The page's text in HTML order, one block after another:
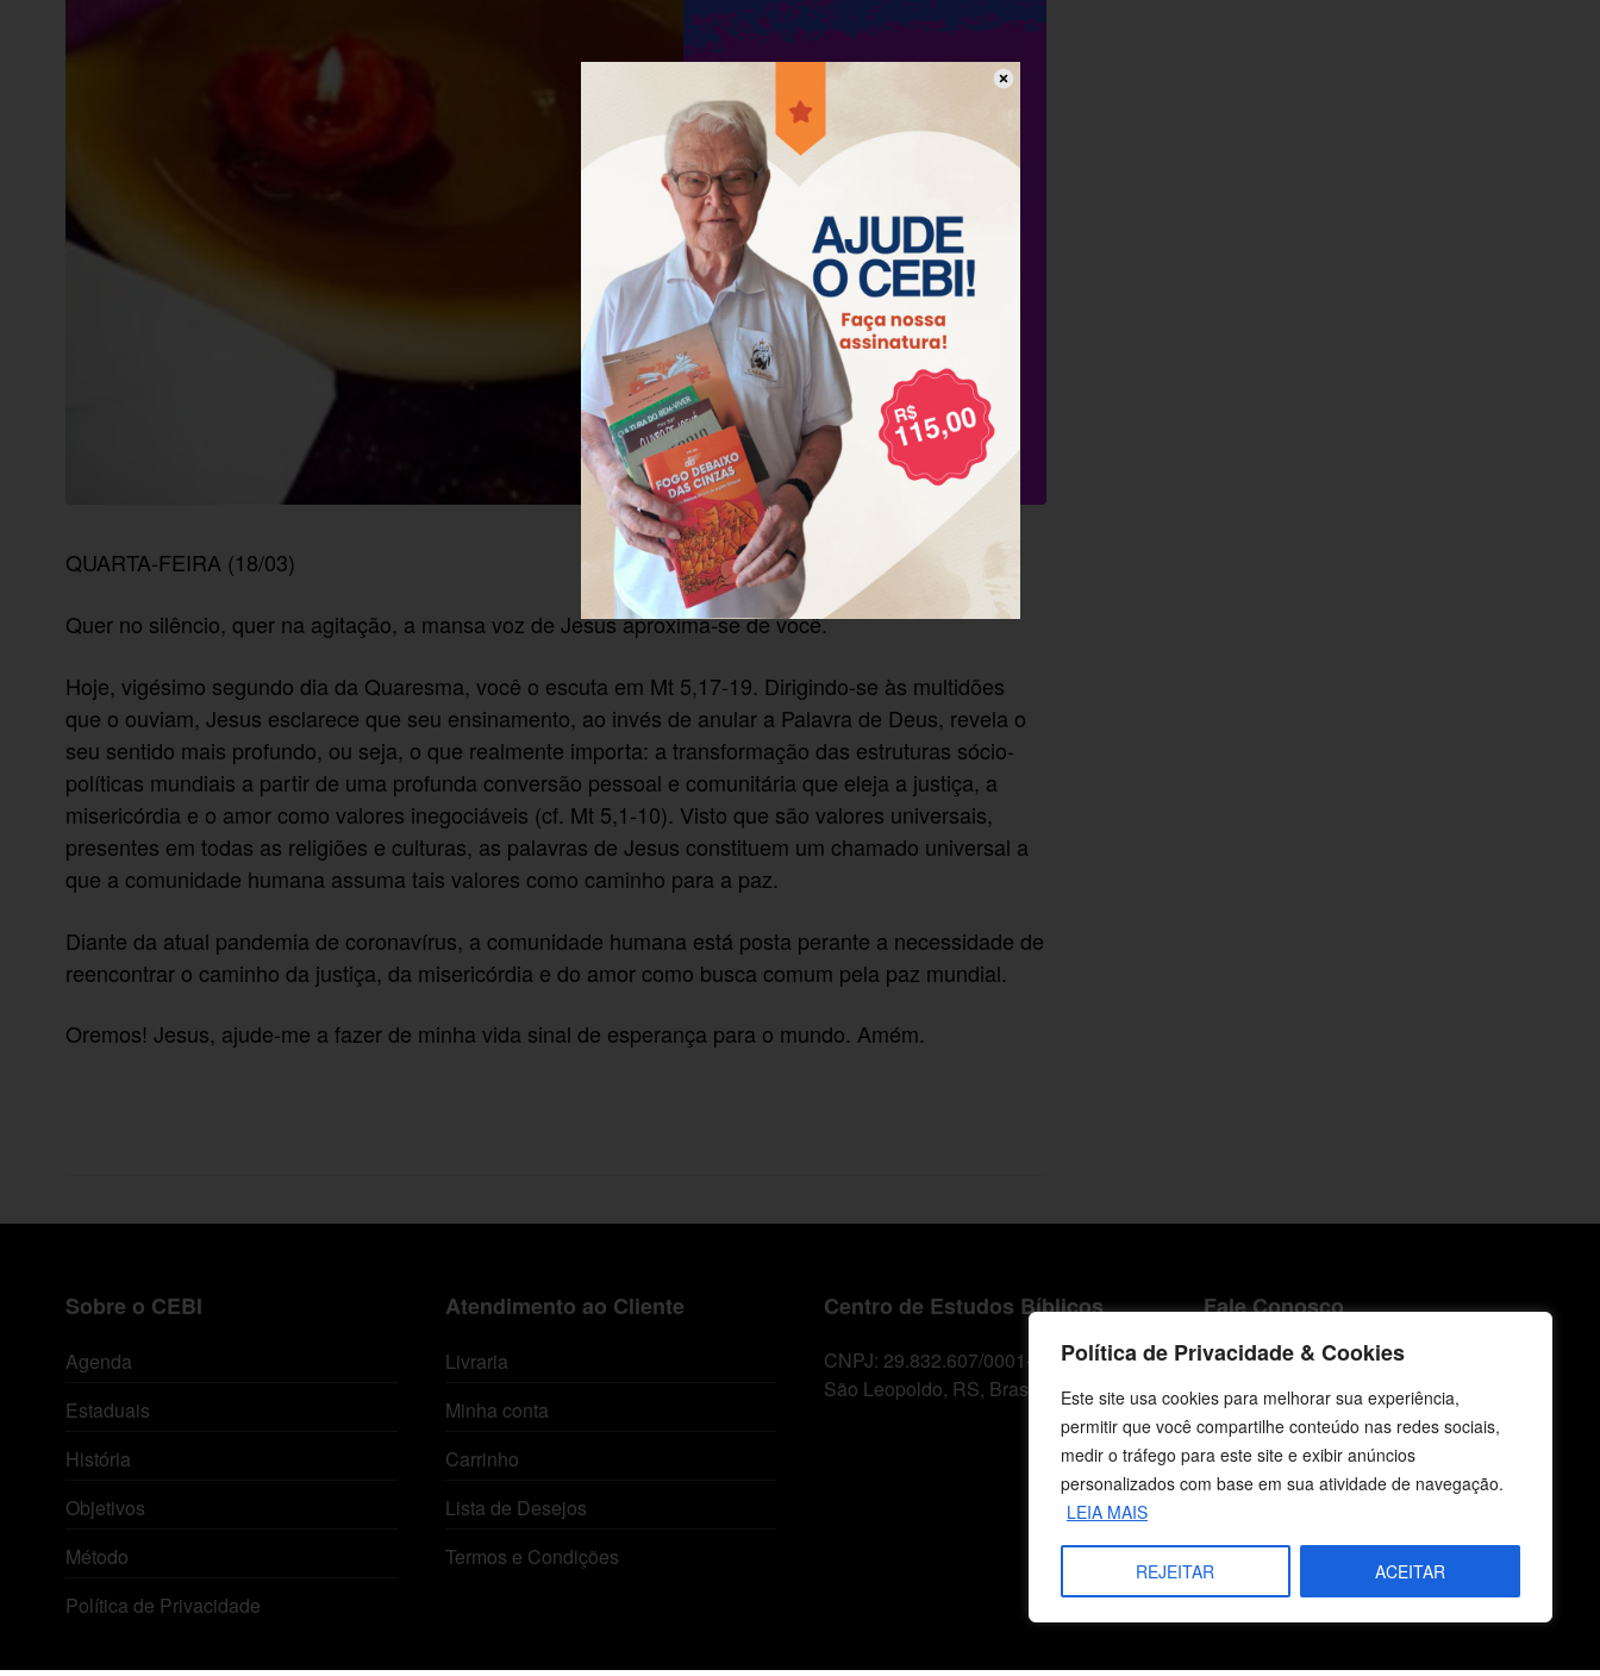
Política de Privacidade & Cookies
Este site usa cookies para melhorar sua experiência,
permitir que você compartilhe conteúdo nas redes sociais,
medir o tráfego para este site e exibir anúncios
personalizados com base em sua atividade de navegação.
LEIA MAIS
REJEITAR ACEITAR
QUARTA-FEIRA (18/03)
Quer no silêncio, quer na agitação, a mansa voz de Jesus aproxima-se de você.
Hoje, vigésimo segundo dia da Quaresma, você o escuta em Mt 5,17-19. Dirigindo-se às multidões
que o ouviam, Jesus esclarece que seu ensinamento, ao invés de anular a Palavra de Deus, revela o
seu sentido mais profundo, ou seja, o que realmente importa: a transformação das estruturas sócio-
políticas mundiais a partir de uma profunda conversão pessoal e comunitária que eleja a justiça, a
misericórdia e o amor como valores inegociáveis (cf. Mt 5,1-10). Visto que são valores universais,
presentes em todas as religiões e culturas, as palavras de Jesus constituem um chamado universal a
que a comunidade humana assuma tais valores como caminho para a paz.
Diante da atual pandemia de coronavírus, a comunidade humana está posta perante a necessidade de
reencontrar o caminho da justiça, da misericórdia e do amor como busca comum pela paz mundial.
Oremos! Jesus, ajude-me a fazer de minha vida sinal de esperança para o mundo. Amém.
Sobre o CEBI
Agenda
Estaduais
História
Objetivos
Método
Política de Privacidade
Atendimento ao Cliente
Livraria
Minha conta
Carrinho
Lista de Desejos
Termos e Condições
Centro de Estudos Bíblicos
CNPJ: 29.832.607/0001-10
São Leopoldo, RS, Brasil
Fale Conosco
E-mails
vendas@cebi.org.br
comunicacao@cebi.org.br
WhatsApp / Vendas
+55 (51) 99734-4518
WhatsApp / Comunicação
+55 (51) 99799-3041